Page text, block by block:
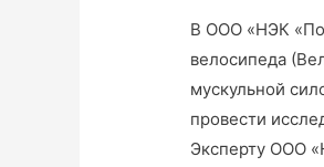
В ООО «НЭК
велосипеда
мускульной
провести
Эксперту ООО